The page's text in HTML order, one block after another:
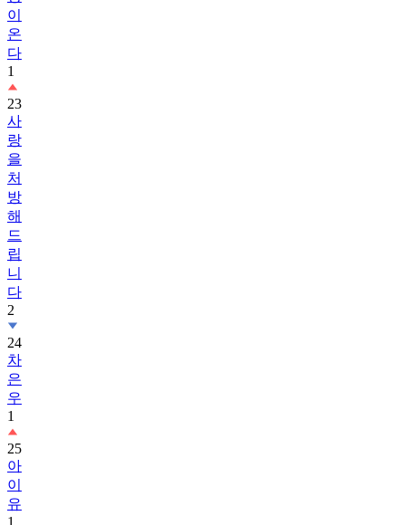
이
온
다
1
23
사
랑
을
처
방
해
드
립
니
다
2
24
차
은
우
1
25
아
이
유
1